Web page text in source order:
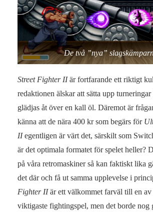
De två ”nya”
Street Fighter IIär fortfarande ett riktigt
redaktionen älskar att sätta upp
glädjas åt över en kall öl. Däremot är
känna att de nära 400 kr som begärs för
IIegentligen är värt det, särskilt som
är det optimala formatet för spelet heller?
på våra retromaskiner så kan faktiskt lika
det där och få ut samma upplevelse i
Fighter IIär ett välkommet farväl till en av
viktigaste fightingspel, men det borde nog